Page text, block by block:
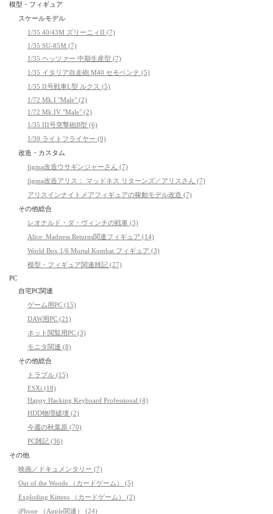
模型・フィギュア
スケールモデル
1/35 40/43M ズリーニィII (7)
1/35 SU-85M (7)
1/35 ヘッツァー 中期生産型 (7)
1/35 イタリア自走砲 M40 セモベンテ (5)
1/35 II号戦車L型 ルクス (5)
1/72 Mk.I "Male" (2)
1/72 Mk.IV "Male" (2)
1/35 III号突撃砲B型 (6)
1/39 ライトフライヤー (9)
改造・カスタム
figma改造ウサギンジャーさん (7)
figma改造アリス： マッドネス リターンズ／アリスさん (7)
アリスインナイトメアフィギュアの稼動モデル改造 (7)
その他総合
レオナルド・ダ・ヴィンチの戦車 (3)
Alice: Madness Returns関連フィギュア (14)
World Box 1/6 Mortal Kombat フィギュア (3)
模型・フィギュア関連雑記 (27)
PC
自宅PC関連
ゲーム用PC (15)
DAW用PC (21)
ネット閲覧用PC (3)
モニタ関連 (8)
その他総合
トラブル (15)
ESXi (18)
Happy Hacking Keyboard Professional (4)
HDD物理破壊 (2)
今週の秋葉原 (70)
PC雑記 (36)
その他
映画／ドキュメンタリー (7)
Out of the Woods （カードゲーム） (5)
Exploding Kittens （カードゲーム） (2)
iPhone （Apple関連） (24)